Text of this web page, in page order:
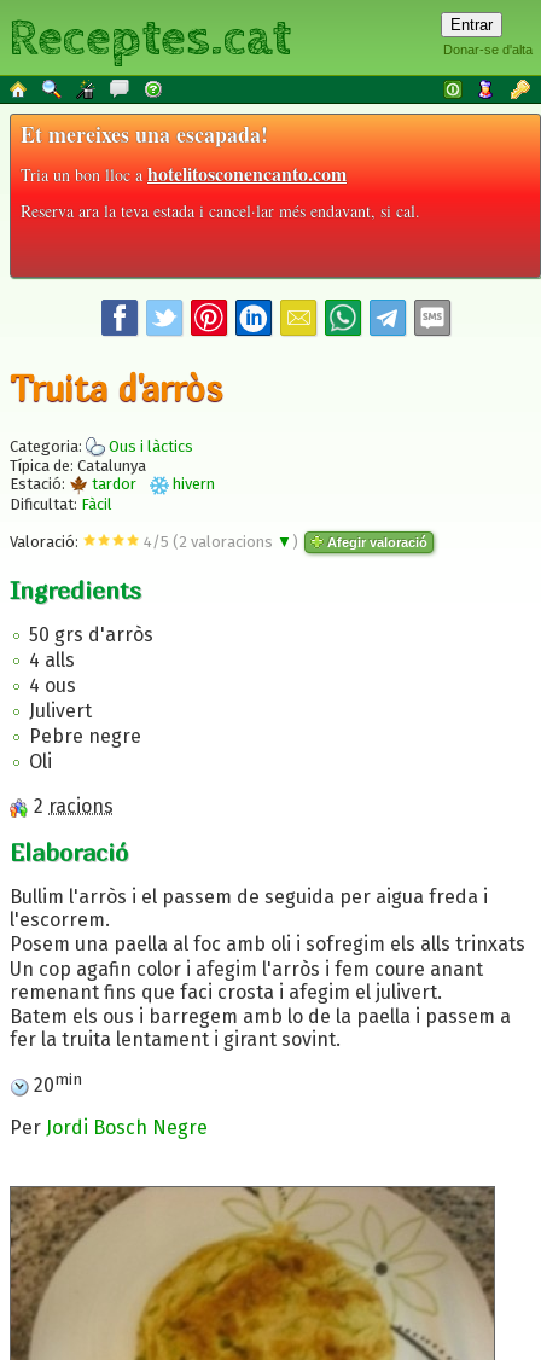
Donar-se d'alta
Receptes.cat
Et mereixes una escapada!
Tria un bon lloc ahotelitosconencanto.com
Reserva ara la teva estada i cancel·lar més endavant, si cal.
Truita d'arròs
Categoria:
Ous i làctics
Típica de: Catalunya
Estació:
tardor
hivern
Dificultat: Fàcil
Valoració: 4 /5 (2 valoracions ▼ ) Afegir valoració
Ingredients
50 grs d'arròs
4 alls
4 ous
Julivert
Pebre negre
Oli
2 racions
Elaboració
Bullim l'arròs i el passem de seguida per aigua freda i
l'escorrem.
Posem una paella al foc amb oli i sofregim els alls trinxats
Un cop agafin color i afegim l'arròs i fem coure anant
remenant fins que faci crosta i afegim el julivert.
Batem els ous i barregem amb lo de la paella i passem a
fer la truita lentament i girant sovint.
20min
Per Jordi Bosch Negre